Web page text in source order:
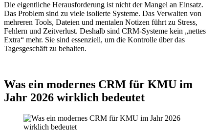
Die eigentliche Herausforderung ist nicht der Mangel an Einsatz.
Das Problem sind zu viele isolierte Systeme. Das Verwalten von
mehreren Tools, Dateien und mentalen Notizen führt zu Stress,
Fehlern und Zeitverlust. Deshalb sind CRM-Systeme kein „nettes
Extra“ mehr. Sie sind essenziell, um die Kontrolle über das
Tagesgeschäft zu behalten.
Was ein modernes CRM für KMU im
Jahr 2026 wirklich bedeutet